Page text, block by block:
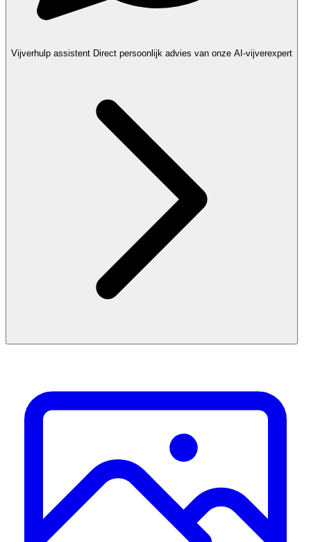
Vijverhulp assistent Direct persoonlijk advies van onze AI-vijverexpert